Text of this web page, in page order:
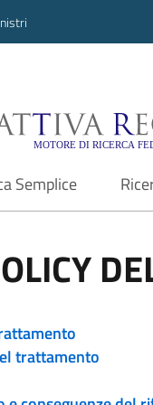
Semplice
trattamento